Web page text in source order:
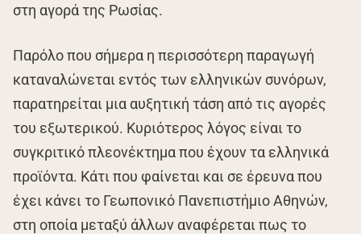
στη αγορά της Ρωσίας.
Παρόλο που σήμερα η περισσότερη παραγωγή
καταναλώνεται εντός των ελληνικών συνόρων,
παρατηρείται μια αυξητική τάση από τις αγορές
του εξωτερικού. Κυριότερος λόγος είναι το
συγκριτικό πλεονέκτημα που έχουν τα ελληνικά
προϊόντα. Κάτι που φαίνεται και σε έρευνα που
έχει κάνει το Γεωπονικό Πανεπιστήμιο Αθηνών,
στη οποία μεταξύ άλλων αναφέρεται πως το